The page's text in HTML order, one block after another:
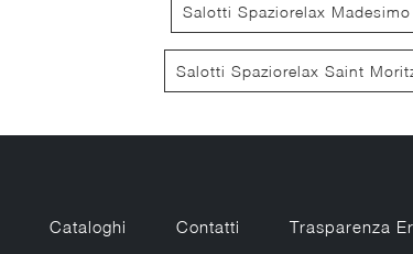
Salotti Spaziorelax Madesimo
Salotti Spaziorelax Saint
Cataloghi Contatti
Trasparenza